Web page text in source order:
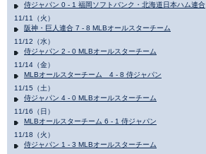
侍ジャパン 0 - 1 福岡ソフトバンク・北海道日本ハム連合
11/11（火）
阪神・巨人連合 7 - 8 MLBオールスターチーム
11/12（水）
侍ジャパン 2 - 0 MLBオールスターチーム
11/14（金）
MLBオールスターチーム 4 - 8 侍ジャパン
11/15（土）
侍ジャパン 4 - 0 MLBオールスターチーム
11/16（日）
MLBオールスターチーム 6 - 1 侍ジャパン
11/18（火）
侍ジャパン 1 - 3 MLBオールスターチーム